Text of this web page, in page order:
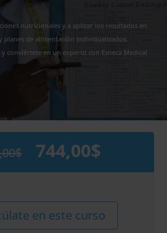
nutricionales y a aplicar los resultados en
planes de alimentación individualizados.
conviértete en un experto con Esneca Medical
$
2.976,00$.
744,00$
744,00$.
en este curso